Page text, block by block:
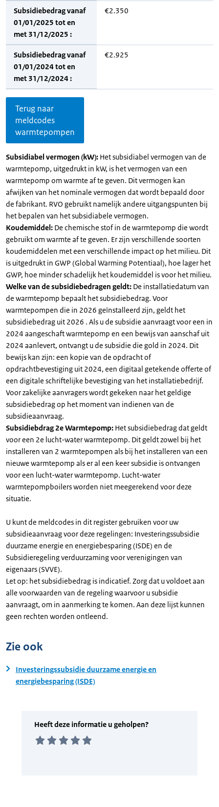
Subsidiebedrag vanaf
01/01/2025 tot en
met 31/12/2025 :
€2.350
Subsidiebedrag vanaf
01/01/2024 tot en
met 31/12/2024 :
€2.925
Terug naar
meldcodes
warmtepompen
Subsidiabel vermogen (kW): Het subsidiabel vermogen van de
warmtepomp, uitgedrukt in kW, is het vermogen van een
warmtepomp om warmte af te geven. Dit vermogen kan
afwijken van het nominale vermogen dat wordt bepaald door
de fabrikant. RVO gebruikt namelijk andere uitgangspunten bij
het bepalen van het subsidiabele vermogen.
Koudemiddel: De chemische stof in de warmtepomp die wordt
gebruikt om warmte af te geven. Er zijn verschillende soorten
koudemiddelen met een verschillende impact op het milieu. Dit
is uitgedrukt in GWP (Global Warming Potentiaal), hoe lager het
GWP, hoe minder schadelijk het koudemiddel is voor het milieu.
Welke van de subsidiebedragen geldt: De installatiedatum van
de warmtepomp bepaalt het subsidiebedrag. Voor
warmtepompen die in 2026 geïnstalleerd zijn, geldt het
subsidiebedrag uit 2026 . Als u de subsidie aanvraagt voor een in
2024 aangeschaft warmtepomp en een bewijs van aanschaf uit
2024 aanlevert, ontvangt u de subsidie die gold in 2024. Dit
bewijs kan zijn: een kopie van de opdracht of
opdrachtbevestiging uit 2024, een digitaal getekende offerte of
een digitale schriftelijke bevestiging van het installatiebedrijf.
Voor zakelijke aanvragers wordt gekeken naar het geldige
subsidiebedrag op het moment van indienen van de
subsidieaanvraag.
Subsidiebdrag 2e Warmtepomp: Het subsidiebedrag dat geldt
voor een 2e lucht-water warmtepomp. Dit geldt zowel bij het
installeren van 2 warmtepompen als bij het installeren van een
nieuwe warmtepomp als er al een keer subsidie is ontvangen
voor een lucht-water warmtepomp. Lucht-water
warmtepompboilers worden niet meegerekend voor deze
situatie.
U kunt de meldcodes in dit register gebruiken voor uw
subsidieaanvraag voor deze regelingen: Investeringssubsidie
duurzame energie en energiebesparing (ISDE) en de
Subsidieregeling verduurzaming voor verenigingen van
eigenaars (SVVE).
Let op: het subsidiebedrag is indicatief. Zorg dat u voldoet aan
alle voorwaarden van de regeling waarvoor u subsidie
aanvraagt, om in aanmerking te komen. Aan deze lijst kunnen
geen rechten worden ontleend.
Zie ook
Investeringssubsidie duurzame energie en
energiebesparing (ISDE)